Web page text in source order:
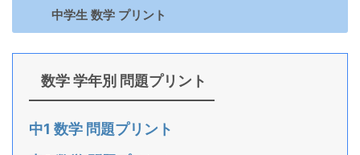
中学生 数学 プリント
数学 学年別 問題プリント
中1 数学 問題プリント